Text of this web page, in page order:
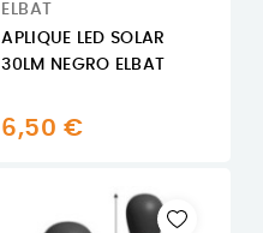
ELBAT
APLIQUE LED SOLAR
30LM NEGRO ELBAT
6,50 €